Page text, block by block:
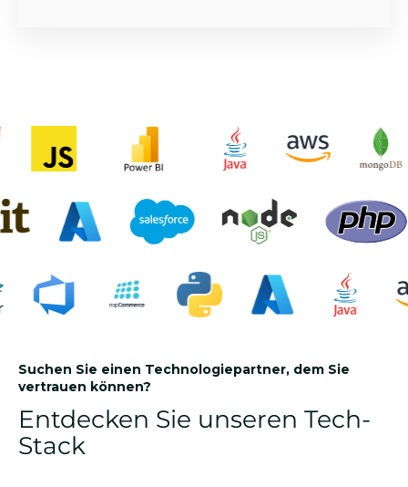
Suchen Sie einen Technologiepartner, dem Sie
vertrauen können?
Entdecken Sie unseren Tech-
Stack